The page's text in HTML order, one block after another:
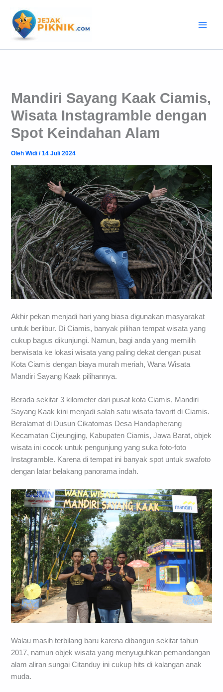
konten
Mandiri Sayang Kaak Ciamis,
Wisata Instagramble dengan
Spot Keindahan Alam
OlehWidi/14 Juli 2024
Akhir pekan menjadi hari yang biasa digunakan masyarakat
untuk berlibur. Di Ciamis, banyak pilihan tempat wisata yang
cukup bagus dikunjungi. Namun, bagi anda yang memilih
berwisata ke lokasi wisata yang paling dekat dengan pusat
Kota Ciamis dengan biaya murah meriah, Wana Wisata
Mandiri Sayang Kaak pilihannya.
Berada sekitar 3 kilometer dari pusat kota Ciamis, Mandiri
Sayang Kaak kini menjadi salah satu wisata favorit di Ciamis.
Beralamat di Dusun Cikatomas Desa Handapherang
Kecamatan Cijeungjing, Kabupaten Ciamis, Jawa Barat, objek
wisata ini cocok untuk pengunjung yang suka foto-foto
Instagramble. Karena di tempat ini banyak spot untuk swafoto
dengan latar belakang panorama indah.
Walau masih terbilang baru karena dibangun sekitar tahun
2017, namun objek wisata yang menyuguhkan pemandangan
alam aliran sungai Citanduy ini cukup hits di kalangan anak
muda.